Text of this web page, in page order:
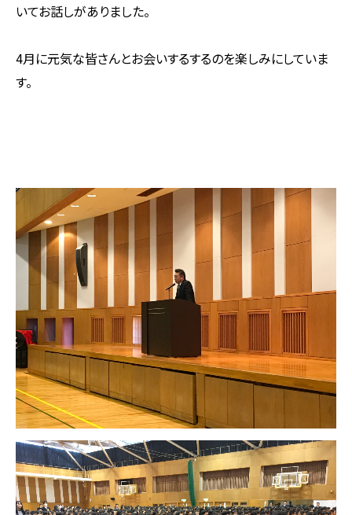
いてお話しがありました。
4月に元気な皆さんとお会いするするのを楽しみにしていま
す。